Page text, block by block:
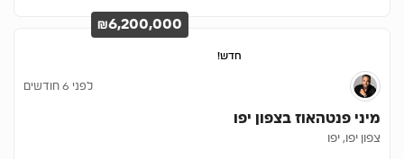
חדש!
₪6,200,000
לפני 6 חודשים
מיני פנטהאוז בצפון יפו
צפון יפו, יפו